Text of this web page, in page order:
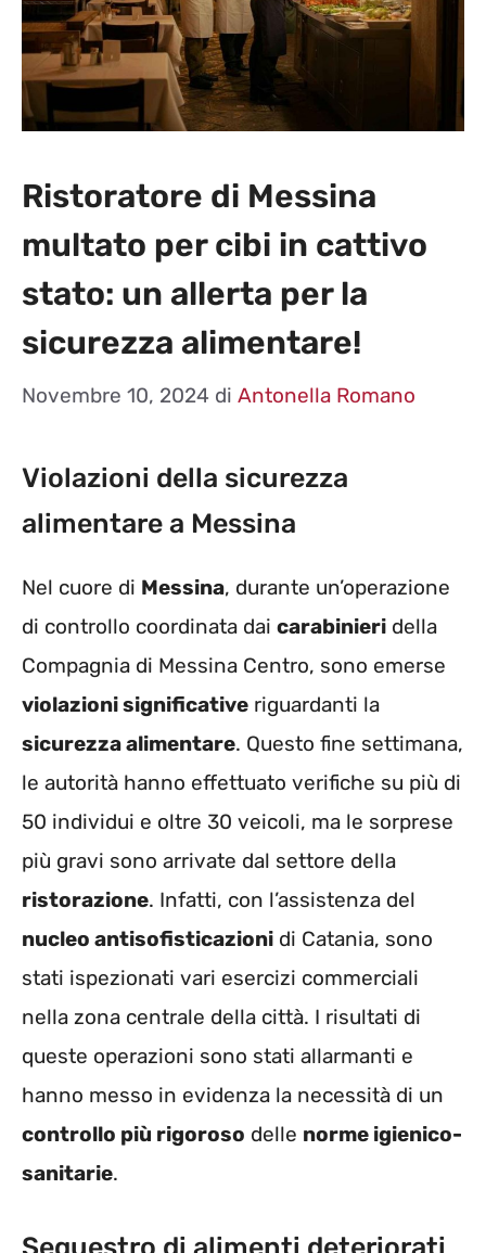
Ristoratore di Messina
multato per cibi in cattivo
stato: un allerta per la
sicurezza alimentare!
Novembre 10, 2024 di Antonella Romano
Violazioni della sicurezza
alimentare a Messina
Nel cuore di Messina, durante un’operazione
di controllo coordinata dai carabinieri della
Compagnia di Messina Centro, sono emerse
violazioni significative riguardanti la
sicurezza alimentare. Questo fine settimana,
le autorità hanno effettuato verifiche su più di
50 individui e oltre 30 veicoli, ma le sorprese
più gravi sono arrivate dal settore della
ristorazione. Infatti, con l’assistenza del
nucleo antisofisticazioni di Catania, sono
stati ispezionati vari esercizi commerciali
nella zona centrale della città. I risultati di
queste operazioni sono stati allarmanti e
hanno messo in evidenza la necessità di un
controllo più rigoroso delle norme igienico-
sanitarie.